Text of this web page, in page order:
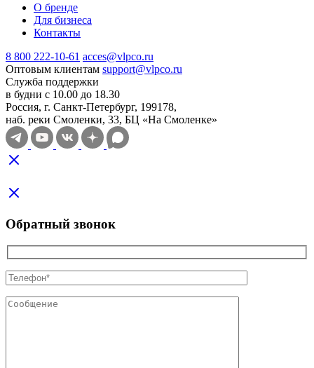
О бренде
Для бизнеса
Контакты
8 800 222-10-61 acces@vlpco.ru
Оптовым клиентам support@vlpco.ru
Служба поддержки
в будни с 10.00 до 18.30
Россия, г. Санкт-Петербург, 199178,
наб. реки Смоленки, 33, БЦ «На Смоленке»
Обратный звонок